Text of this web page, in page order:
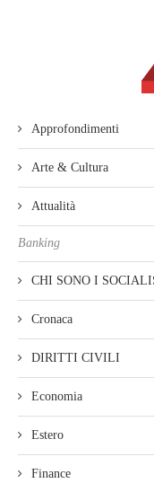
Approfondimenti
Arte & Cultura
Attualità
Banking
CHI SONO I
Cronaca
DIRITTI CIVILI
Economia
Estero
Finance